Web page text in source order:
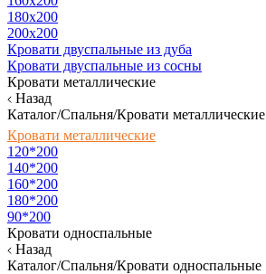
180x200
200x200
Кровати двуспальные из дуба
Кровати двуспальные из сосны
Кровати металлические
Назад
Каталог/Спальня/Кровати металлические
Кровати металлические
120*200
140*200
160*200
180*200
90*200
Кровати односпальные
Назад
Каталог/Спальня/Кровати односпальные